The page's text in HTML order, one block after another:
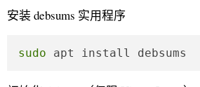
安装 debsums 实用程序
sudo apt install debsums